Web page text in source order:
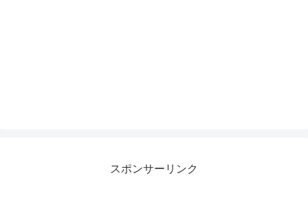
スポンサーリンク